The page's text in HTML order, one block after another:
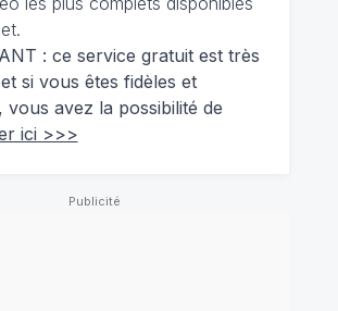
: ce service gratuit est très
si vous êtes fidèles et
vous avez la possibilité de
ici >>>